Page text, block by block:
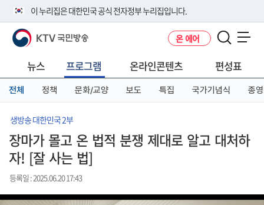
이 누리집은 대한민국 공식 전자정부 누리집입니다.
공식 누리집 주소 확인하기
니다.
이밖에 or.kr 또는 .kr등 다른 도메인 주소를 사용하고 있다면 아래 URL에
서 도메인 주소를 확인해 보세요
KTV 국민방송 온 에어
뉴스 프로그램 온라인콘텐츠 편성표
전체 정책 문화/교양 보도 특집 국가기념식 종영
생방송 대한민국 2부
장마가 몰고 온 법적 분쟁 제대로 알고 대처하
자! [잘 사는 법]
등록일 : 2025.06.20 17:43